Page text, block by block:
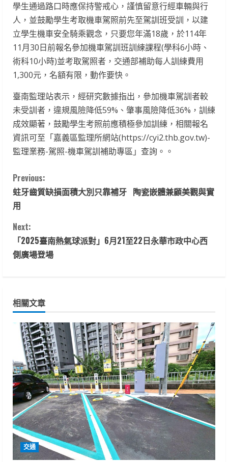
學生通過路口時應保持警戒心，謹慎留意行經車輛與行
人，並鼓勵學生考取機車駕照前先至駕訓班受訓，以建
立學生機車安全騎乘觀念，只要您年滿18歲，於114年
11月30日前報名參加機車駕訓班訓練課程(學科6小時、
術科10小時)並考取駕照者，交通部補助每人訓練費用
1,300元，名額有限，動作要快。
臺南監理站表示，經研究數據指出，參加機車駕訓者較
未受訓者，違規風險降低59%、肇事風險降低36%，訓練
成效顯著，鼓勵學生考照前應積極參加訓練，相關報名
資訊可至「嘉義區監理所網站(https://cyi2.thb.gov.tw)-
監理業務-駕照-機車駕訓補助專區」查詢。。
C
o
n
t
u
e
e
a
d
i
Previous:
蛀牙齒質缺損面積大別只靠補牙 陶瓷嵌體兼顧美觀與實
用
Next:
「2025臺南熱氣球派對」6月21至22日永華市政中心西
側廣場登場
相關文章
交通